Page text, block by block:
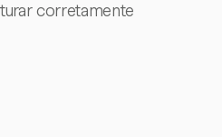
corretamente